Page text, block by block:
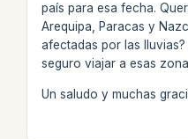
país para esa fecha.
Arequipa, Paracas y
afectadas por las
seguro viajar a esas
Un saludo y muchas